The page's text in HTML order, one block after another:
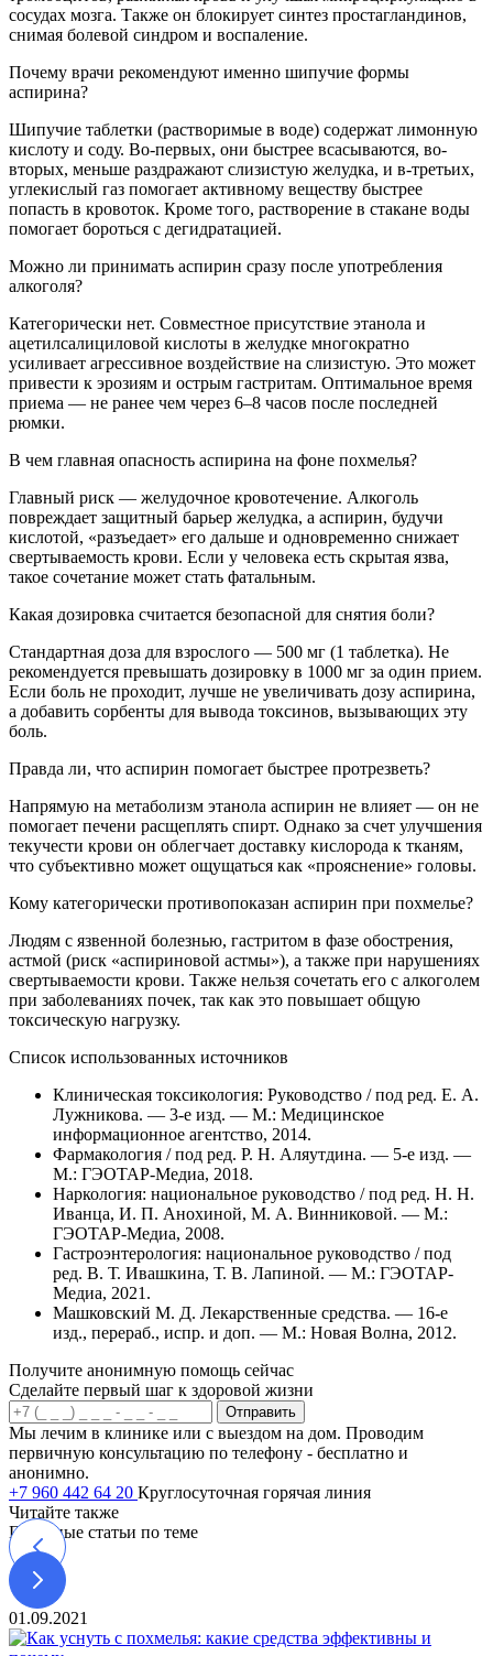
сосудах мозга. Также он блокирует синтез простагландинов,
снимая болевой синдром и воспаление.
Почему врачи рекомендуют именно шипучие формы
аспирина?
Шипучие таблетки (растворимые в воде) содержат лимонную
кислоту и соду. Во-первых, они быстрее всасываются, во-
вторых, меньше раздражают слизистую желудка, и в-третьих,
углекислый газ помогает активному веществу быстрее
попасть в кровоток. Кроме того, растворение в стакане воды
помогает бороться с дегидратацией.
Можно ли принимать аспирин сразу после употребления
алкоголя?
Категорически нет. Совместное присутствие этанола и
ацетилсалициловой кислоты в желудке многократно
усиливает агрессивное воздействие на слизистую. Это может
привести к эрозиям и острым гастритам. Оптимальное время
приема — не ранее чем через 6–8 часов после последней
рюмки.
В чем главная опасность аспирина на фоне похмелья?
Главный риск — желудочное кровотечение. Алкоголь
повреждает защитный барьер желудка, а аспирин, будучи
кислотой, «разъедает» его дальше и одновременно снижает
свертываемость крови. Если у человека есть скрытая язва,
такое сочетание может стать фатальным.
Какая дозировка считается безопасной для снятия боли?
Стандартная доза для взрослого — 500 мг (1 таблетка). Не
рекомендуется превышать дозировку в 1000 мг за один прием.
Если боль не проходит, лучше не увеличивать дозу аспирина,
а добавить сорбенты для вывода токсинов, вызывающих эту
боль.
Правда ли, что аспирин помогает быстрее протрезветь?
Напрямую на метаболизм этанола аспирин не влияет — он не
помогает печени расщеплять спирт. Однако за счет улучшения
текучести крови он облегчает доставку кислорода к тканям,
что субъективно может ощущаться как «прояснение» головы.
Кому категорически противопоказан аспирин при похмелье?
Людям с язвенной болезнью, гастритом в фазе обострения,
астмой (риск «аспириновой астмы»), а также при нарушениях
свертываемости крови. Также нельзя сочетать его с алкоголем
при заболеваниях почек, так как это повышает общую
токсическую нагрузку.
Список использованных источников
Клиническая токсикология: Руководство / под ред. Е. А.
Лужникова. — 3-е изд. — М.: Медицинское
информационное агентство, 2014.
Фармакология / под ред. Р. Н. Аляутдина. — 5-е изд. —
М.: ГЭОТАР-Медиа, 2018.
Наркология: национальное руководство / под ред. Н. Н.
Иванца, И. П. Анохиной, М. А. Винниковой. — М.:
ГЭОТАР-Медиа, 2008.
Гастроэнтерология: национальное руководство / под
ред. В. Т. Ивашкина, Т. В. Лапиной. — М.: ГЭОТАР-
Медиа, 2021.
Машковский М. Д. Лекарственные средства. — 16-е
изд., перераб., испр. и доп. — М.: Новая Волна, 2012.
Получите анонимную помощь сейчас
Сделайте первый шаг к здоровой жизни
Отправить
Мы лечим в клинике или с выездом на дом. Проводим
первичную консультацию по телефону - бесплатно и
анонимно.
+7 960 442 64 20 Круглосуточная горячая линия
Читайте также
Полезные статьи по теме
01.09.2021